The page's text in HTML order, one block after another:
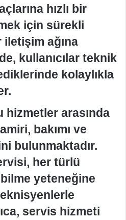
hızlı bir
için sürekli
ağına
kullanıcılar teknik
kolaylıkla
arasında
bakımı ve
bulunmaktadır.
her türlü
yeteneğine
servis hizmeti